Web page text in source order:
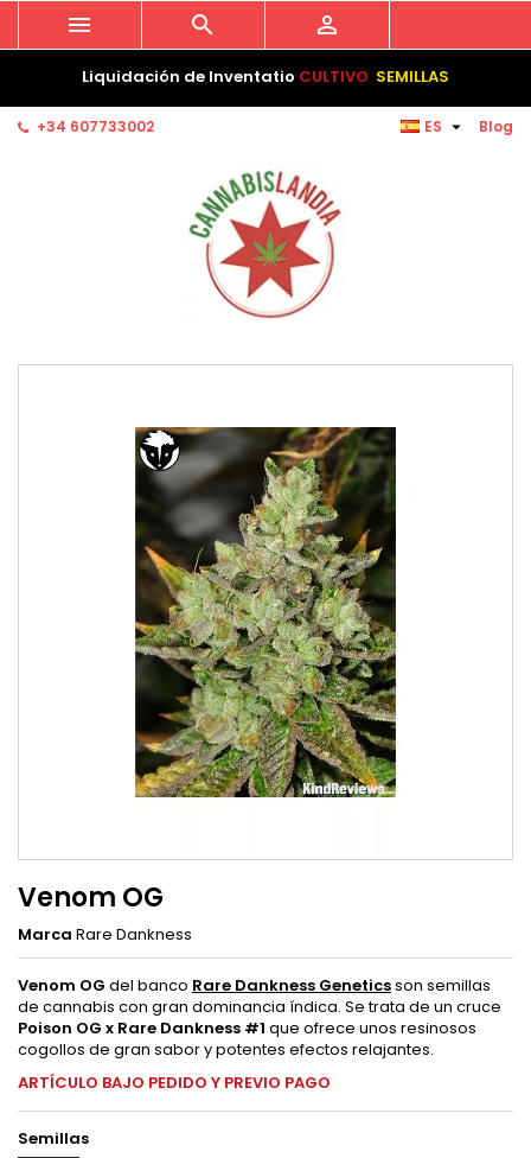
Liquidación de Inventatio CULTIVO SEMILLAS
Blog
+34 607733002 ES 
  
Venom OG
Marca Rare Dankness
Venom OG del banco Rare Dankness Geneticsson semillas
de cannabis con gran dominancia índica. Se trata de un cruce
Poison OG x Rare Dankness #1 que ofrece unos resinosos
cogollos de gran sabor y potentes efectos relajantes.
ARTÍCULO BAJO PEDIDO Y PREVIO PAGO
Semillas